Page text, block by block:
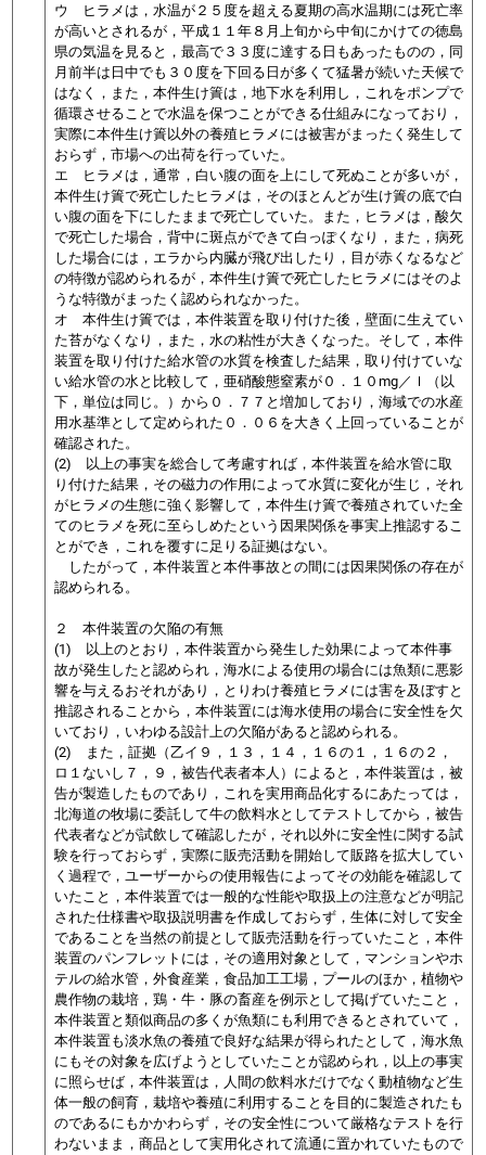
ウ ヒラメは，水温が２５度を超える夏期の高水温期には死亡率
が高いとされるが，平成１１年８月上旬から中旬にかけての徳島
県の気温を見ると，最高で３３度に達する日もあったものの，同
月前半は日中でも３０度を下回る日が多くて猛暑が続いた天候で
はなく，また，本件生け簀は，地下水を利用し，これをポンプで
循環させることで水温を保つことができる仕組みになっており，
実際に本件生け簀以外の養殖ヒラメには被害がまったく発生して
おらず，市場への出荷を行っていた。
エ ヒラメは，通常，白い腹の面を上にして死ぬことが多いが，
本件生け簀で死亡したヒラメは，そのほとんどが生け簀の底で白
い腹の面を下にしたままで死亡していた。また，ヒラメは，酸欠
で死亡した場合，背中に斑点ができて白っぽくなり，また，病死
した場合には，エラから内臓が飛び出したり，目が赤くなるなど
の特徴が認められるが，本件生け簀で死亡したヒラメにはそのよ
うな特徴がまったく認められなかった。
オ 本件生け簀では，本件装置を取り付けた後，壁面に生えてい
た苔がなくなり，また，水の粘性が大きくなった。そして，本件
装置を取り付けた給水管の水質を検査した結果，取り付けていな
い給水管の水と比較して，亜硝酸態窒素が０．１０mg／ｌ（以
下，単位は同じ。）から０．７７と増加しており，海域での水産
用水基準として定められた０．０６を大きく上回っていることが
確認された。
(2) 以上の事実を総合して考慮すれば，本件装置を給水管に取
り付けた結果，その磁力の作用によって水質に変化が生じ，それ
がヒラメの生態に強く影響して，本件生け簀で養殖されていた全
てのヒラメを死に至らしめたという因果関係を事実上推認するこ
とができ，これを覆すに足りる証拠はない。
したがって，本件装置と本件事故との間には因果関係の存在が
認められる。
２ 本件装置の欠陥の有無
(1) 以上のとおり，本件装置から発生した効果によって本件事
故が発生したと認められ，海水による使用の場合には魚類に悪影
響を与えるおそれがあり，とりわけ養殖ヒラメには害を及ぼすと
推認されることから，本件装置には海水使用の場合に安全性を欠
いており， いわゆる設計上の欠陥があると認められる。
(2) また，証拠（乙イ９，１３，１４，１６の１，１６の２，
ロ１ないし７，９，被告代表者本人）によると，本件装置は，被
告が製造したものであり，これを実用商品化するにあたっては，
北海道の牧場に委託して牛の飲料水としてテストしてから，被告
代表者などが試飲して確認したが，それ以外に安全性に関する試
験を行っておらず，実際に販売活動を開始して販路を拡大してい
く過程で，ユーザーからの使用報告によってその効能を確認して
いたこと，本件装置では一般的な性能や取扱上の注意などが明記
された仕様書や取扱説明書を作成しておらず，生体に対して安全
であることを当然の前提として販売活動を行っていたこと，本件
装置のパンフレットには，その適用対象として，マンションやホ
テルの給水管，外食産業，食品加工工場，プールのほか，植物や
農作物の栽培，鶏・牛・豚の畜産を例示として掲げていたこと，
本件装置と類似商品の多くが魚類にも利用できるとされていて，
本件装置も淡水魚の養殖で良好な結果が得られたとして，海水魚
にもその対象を広げようとしていたことが認められ ，以上の事実
に照らせば，本件装置は，人間の飲料水だけでなく動植物など生
体一般の飼育，栽培や養殖に利用することを目的に製造されたも
のであるにもかかわらず，その安全性について厳格なテストを行
わないまま，商品として実用化されて流通に置かれていたもので